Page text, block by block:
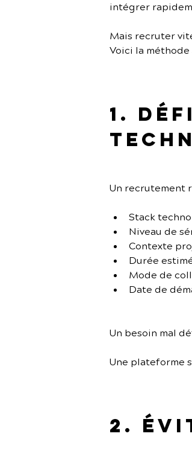
intégrer
Mais recruter
Voici la
1.
Un recrutement
Stack
Niveau de
Contexte
Durée
Mode de
Date de
Un besoin mal
Une plateforme
2.